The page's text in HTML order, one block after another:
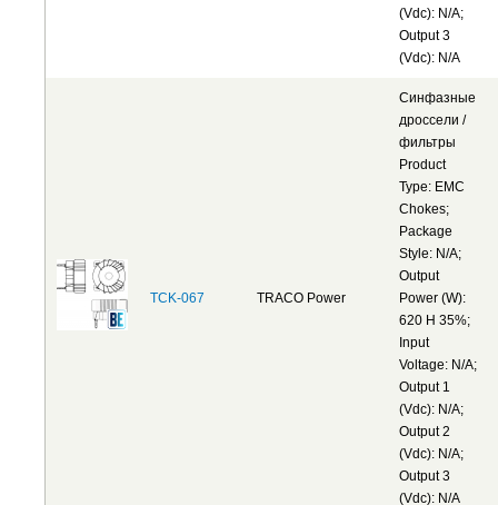
(Vdc): N/A;
Output 3
(Vdc): N/A
TCK-067 TRACO Power
Синфазные
дроссели /
фильтры
Product
Type: EMC
Chokes;
Package
Style: N/A;
Output
Power (W):
620 H 35%;
Input
Voltage: N/A;
Output 1
(Vdc): N/A;
Output 2
(Vdc): N/A;
Output 3
(Vdc): N/A